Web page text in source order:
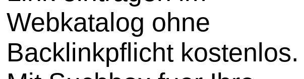
Webkatalog ohne
Backlinkpflicht kostenlos.